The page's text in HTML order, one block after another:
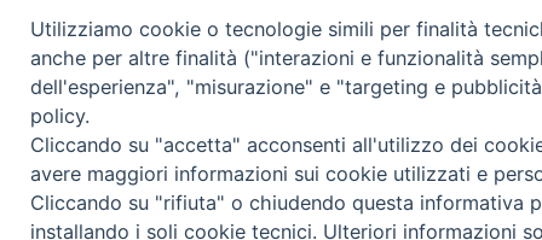
Utilizziamo cookie o tecnologie simili per finalità
anche per altre finalità ("interazioni e funzionalità
dell'esperienza", "misurazione" e "targeting e
policy.
Cliccando su "accetta" acconsenti all'utilizzo dei
avere maggiori informazioni sui cookie utilizzati e
Cliccando su "rifiuta" o chiudendo questa informativa
installando i soli cookie tecnici. Ulteriori informazioni